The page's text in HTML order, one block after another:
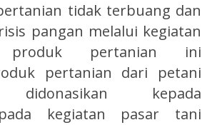
tidak terbuang dan
pangan melalui kegiatan
produk pertanian ini
pertanian dari petani
didonasikan kepada
kegiatan pasar tani